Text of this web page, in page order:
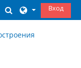
ИзменитьВход